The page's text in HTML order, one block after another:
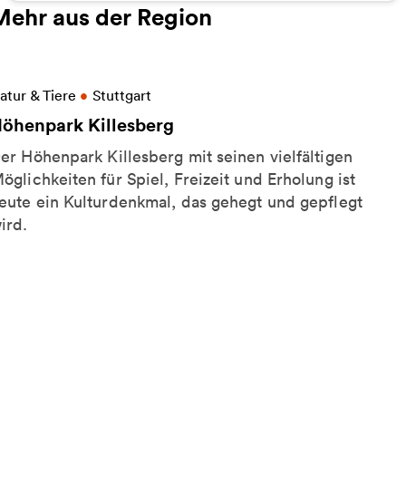
aus der Region
& Tiere • Stuttgart
Killesberg
Höhenpark Killesberg mit seinen vielfältigen
für Spiel, Freizeit und Erholung ist
ein Kulturdenkmal, das gehegt und gepflegt
Informationen zu Höhenpark Killesberg